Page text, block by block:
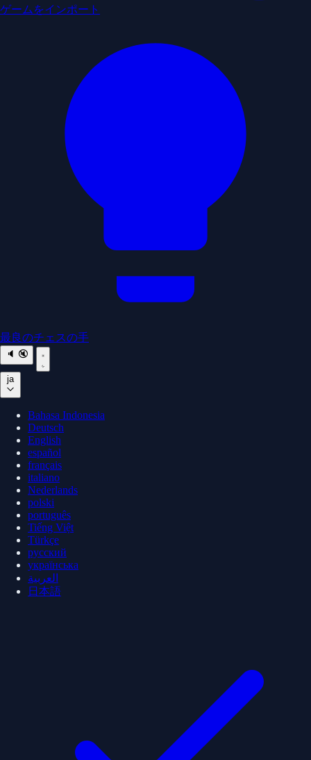
ゲームをインポート
最良のチェスの手
🔈 🔇
ja
Bahasa Indonesia
Deutsch
English
español
français
italiano
Nederlands
polski
português
Tiếng Việt
Türkçe
русский
українська
العربية
日本語